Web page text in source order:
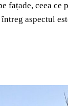
fațade, ceea
aspectul